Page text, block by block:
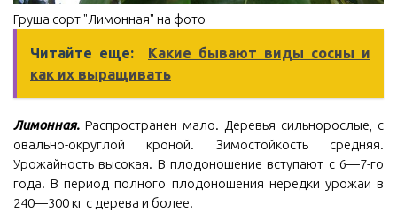
Груша сорт "Лимонная" на фото
Читайте еще:
Какие бывают виды сосны и
как их выращивать
Лимонная. Распространен мало. Деревья сильнорослые, с
овально-округлой кроной. Зимостойкость средняя.
Урожайность высокая. В плодоношение вступают с 6—7-го
года. В период полного плодоношения нередки урожаи в
240—300 кг с дерева и более.